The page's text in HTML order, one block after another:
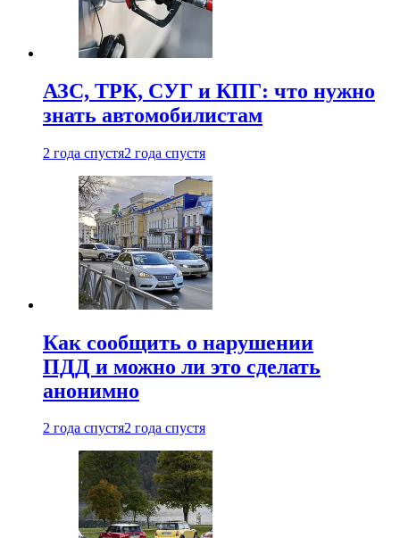
АЗС, ТРК, СУГ и КПГ: что нужно
знать автомобилистам
2 года спустя2 года спустя
Как сообщить о нарушении
ПДД и можно ли это сделать
анонимно
2 года спустя2 года спустя